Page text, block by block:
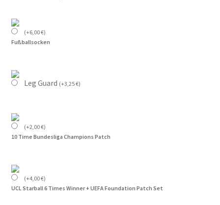
(+6,00€)
Fußballsocken
Leg Guard (+3,25€)
(+2,00€)
10 Time Bundesliga Champions Patch
(+4,00€)
UCL Starball 6 Times Winner + UEFA Foundation Patch Set